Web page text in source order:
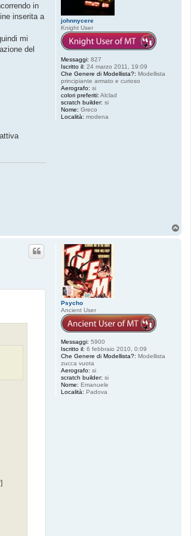
johnnycere
Knight User
Messaggi: 827
Iscritto il: 24 marzo 2011, 19:09
Che Genere di Modellista?: Modellista
principiante armato e curioso
Aerografo: si
colori preferiti: Alclad
scratch builder: si
Nome: Greco
Località: modena
in
inserita a
mi
del
Psycho
Ancient User
Messaggi: 5900
Iscritto il: 6 febbraio 2010, 0:09
Che Genere di Modellista?: Modellista
zucca vuota
Aerografo: si
scratch builder: si
Nome: Emanuele
Località: Padova